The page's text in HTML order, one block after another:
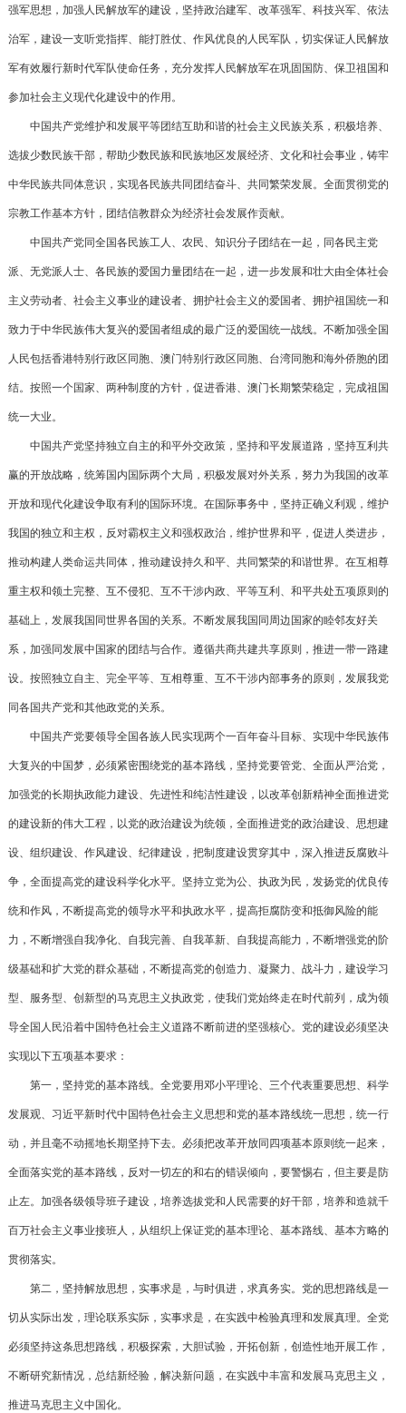
强军思想，加强人民解放军的建设，坚持政治建军、改革强军、科技兴军、依法
治军，建设一支听党指挥、能打胜仗、作风优良的人民军队，切实保证人民解放
军有效履行新时代军队使命任务，充分发挥人民解放军在巩固国防、保卫祖国和
参加社会主义现代化建设中的作用。
中国共产党维护和发展平等团结互助和谐的社会主义民族关系，积极培养、
选拔少数民族干部，帮助少数民族和民族地区发展经济、文化和社会事业，铸牢
中华民族共同体意识，实现各民族共同团结奋斗、共同繁荣发展。全面贯彻党的
宗教工作基本方针，团结信教群众为经济社会发展作贡献。
中国共产党同全国各民族工人、农民、知识分子团结在一起，同各民主党
派、无党派人士、各民族的爱国力量团结在一起，进一步发展和壮大由全体社会
主义劳动者、社会主义事业的建设者、拥护社会主义的爱国者、拥护祖国统一和
致力于中华民族伟大复兴的爱国者组成的最广泛的爱国统一战线。不断加强全国
人民包括香港特别行政区同胞、澳门特别行政区同胞、台湾同胞和海外侨胞的团
结。按照一个国家、两种制度的方针，促进香港、澳门长期繁荣稳定，完成祖国
统一大业。
中国共产党坚持独立自主的和平外交政策，坚持和平发展道路，坚持互利共
赢的开放战略，统筹国内国际两个大局，积极发展对外关系，努力为我国的改革
开放和现代化建设争取有利的国际环境。在国际事务中，坚持正确义利观，维护
我国的独立和主权，反对霸权主义和强权政治，维护世界和平，促进人类进步，
推动构建人类命运共同体，推动建设持久和平、共同繁荣的和谐世界。在互相尊
重主权和领土完整、互不侵犯、互不干涉内政、平等互利、和平共处五项原则的
基础上，发展我国同世界各国的关系。不断发展我国同周边国家的睦邻友好关
系，加强同发展中国家的团结与合作。遵循共商共建共享原则，推进一带一路建
设。按照独立自主、完全平等、互相尊重、互不干涉内部事务的原则，发展我党
同各国共产党和其他政党的关系。
中国共产党要领导全国各族人民实现两个一百年奋斗目标、实现中华民族伟
大复兴的中国梦，必须紧密围绕党的基本路线，坚持党要管党、全面从严治党，
加强党的长期执政能力建设、先进性和纯洁性建设，以改革创新精神全面推进党
的建设新的伟大工程，以党的政治建设为统领，全面推进党的政治建设、思想建
设、组织建设、作风建设、纪律建设，把制度建设贯穿其中，深入推进反腐败斗
争，全面提高党的建设科学化水平。坚持立党为公、执政为民，发扬党的优良传
统和作风，不断提高党的领导水平和执政水平，提高拒腐防变和抵御风险的能
力，不断增强自我净化、自我完善、自我革新、自我提高能力，不断增强党的阶
级基础和扩大党的群众基础，不断提高党的创造力、凝聚力、战斗力，建设学习
型、服务型、创新型的马克思主义执政党，使我们党始终走在时代前列，成为领
导全国人民沿着中国特色社会主义道路不断前进的坚强核心。党的建设必须坚决
实现以下五项基本要求：
第一，坚持党的基本路线。全党要用邓小平理论、三个代表重要思想、科学
发展观、习近平新时代中国特色社会主义思想和党的基本路线统一思想，统一行
动，并且毫不动摇地长期坚持下去。必须把改革开放同四项基本原则统一起来，
全面落实党的基本路线，反对一切左的和右的错误倾向，要警惕右，但主要是防
止左。加强各级领导班子建设，培养选拔党和人民需要的好干部，培养和造就千
百万社会主义事业接班人，从组织上保证党的基本理论、基本路线、基本方略的
贯彻落实。
第二，坚持解放思想，实事求是，与时俱进，求真务实。党的思想路线是一
切从实际出发，理论联系实际，实事求是，在实践中检验真理和发展真理。全党
必须坚持这条思想路线，积极探索，大胆试验，开拓创新，创造性地开展工作，
不断研究新情况，总结新经验，解决新问题，在实践中丰富和发展马克思主义，
推进马克思主义中国化。